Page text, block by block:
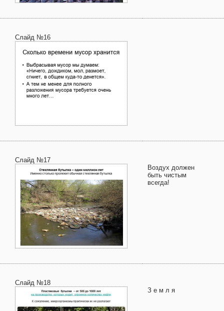
Слайд №16
Слайд №17
Воздух должен
быть чистым
всегда!
Слайд №18
З е м л я